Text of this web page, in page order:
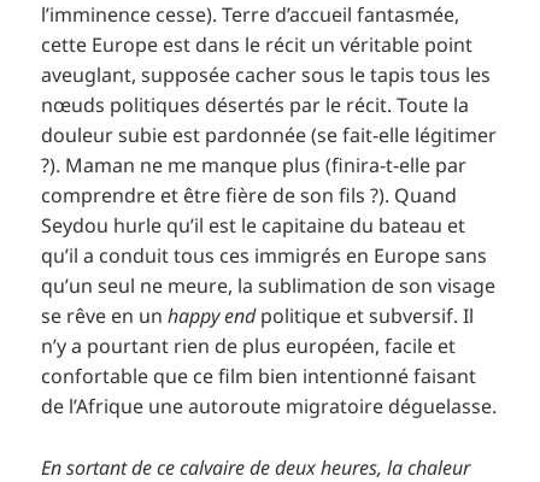
l’imminence cesse). Terre d’accueil fantasmée,
cette Europe est dans le récit un véritable point
aveuglant, supposée cacher sous le tapis tous les
nœuds politiques désertés par le récit. Toute la
douleur subie est pardonnée (se fait-elle légitimer
?). Maman ne me manque plus (finira-t-elle par
comprendre et être fière de son fils ?). Quand
Seydou hurle qu’il est le capitaine du bateau et
qu’il a conduit tous ces immigrés en Europe sans
qu’un seul ne meure, la sublimation de son visage
se rêve en unhappy endpolitique et subversif. Il
n’y a pourtant rien de plus européen, facile et
confortable que ce film bien intentionné faisant
de l’Afrique une autoroute migratoire déguelasse.
En sortant de ce calvaire de deux heures, la chaleur